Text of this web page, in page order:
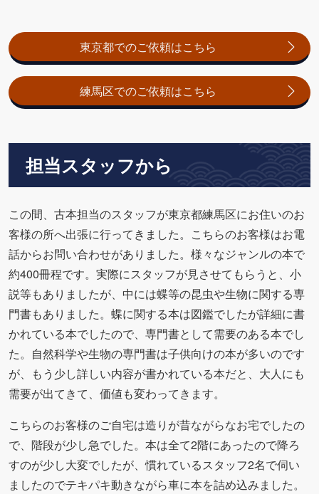
東京都でのご依頼はこちら
練馬区でのご依頼はこちら
担当スタッフから
この間、古本担当のスタッフが東京都練馬区にお住いのお
客様の所へ出張に行ってきました。こちらのお客様はお電
話からお問い合わせがありました。様々なジャンルの本で
約400冊程です。実際にスタッフが見させてもらうと、小
説等もありましたが、中には蝶等の昆虫や生物に関する専
門書もありました。蝶に関する本は図鑑でしたが詳細に書
かれている本でしたので、専門書として需要のある本でし
た。自然科学や生物の専門書は子供向けの本が多いのです
が、もう少し詳しい内容が書かれている本だと、大人にも
需要が出てきて、価値も変わってきます。
こちらのお客様のご自宅は造りが昔ながらなお宅でしたの
で、階段が少し急でした。本は全て2階にあったので降ろ
すのが少し大変でしたが、慣れているスタッフ2名で伺い
ましたのでテキパキ動きながら車に本を詰め込みました。